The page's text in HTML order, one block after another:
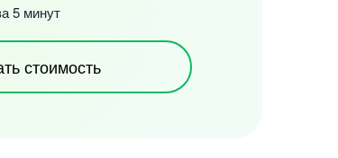
5 минут
стоимость